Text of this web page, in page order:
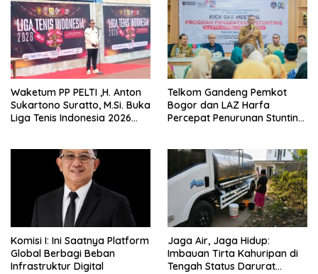
Jakarta Selatan
Waketum PP PELTI ,H. Anton
Sukartono Suratto, M.Si. Buka
Liga Tenis Indonesia 2026
Telkom Gandeng Pemkot
Bogor dan LAZ Harfa
Percepat Penurunan Stunting
Komisi I: Ini Saatnya Platform
Global Berbagi Beban
Infrastruktur Digital
Jaga Air, Jaga Hidup:
Imbauan Tirta Kahuripan di
Tengah Status Darurat